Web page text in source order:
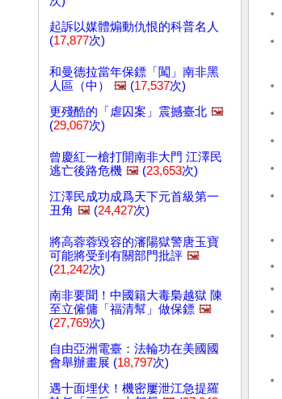
起訴以媒體煽動仇恨的科普名人
(17,877次)
和曼德拉當年保鏢「闖」南非黑
人區（中）
🖼️ (17,537次)
更殘酷的「虐囚案」震撼臺北 🖼️
(29,067次)
曾慶紅一槍打開南非大門 江澤民
逃亡後路危機 🖼️ (23,653次)
江澤民成功成爲天下元首級第一
丑角 🖼️ (24,427次)
將高蓉蓉毀容的瀋陽獄警唐玉寶
可能將受到有關部門批評 🖼️
(21,242次)
南非要聞！中國籍大毒梟越獄 陳
至立僱傭「福清幫」做保鏢 🖼️
(27,769次)
自由亞洲電臺：法輪功在美國國
會舉辦畫展 (18,797次)
遇十面埋伏！機密屢泄江急提羅